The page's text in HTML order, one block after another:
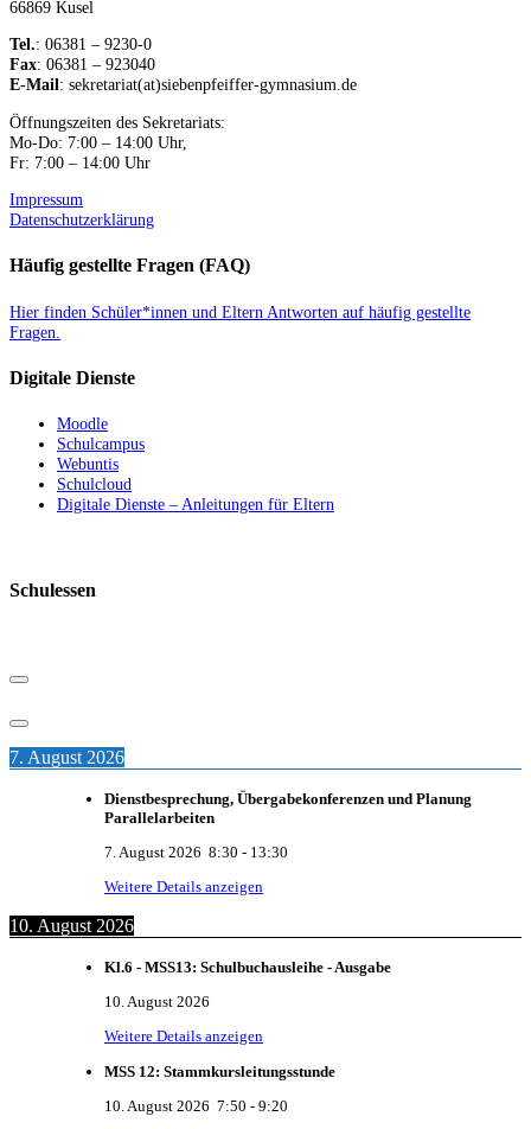
66869 Kusel
Tel.: 06381 – 9230-0
Fax: 06381 – 923040
E-Mail: sekretariat(at)siebenpfeiffer-gymnasium.de
Öffnungszeiten des Sekretariats:
Mo-Do: 7:00 – 14:00 Uhr,
Fr: 7:00 – 14:00 Uhr
Impressum
Datenschutzerklärung
Häufig gestellte Fragen (FAQ)
Hier finden Schüler*innen und Eltern Antworten auf häufig gestellte
Fragen.
Digitale Dienste
Moodle
Schulcampus
Webuntis
Schulcloud
Digitale Dienste – Anleitungen für Eltern
Schulessen
7. August 2026
Dienstbesprechung, Übergabekonferenzen und Planung
Parallelarbeiten
7. August 2026 8:30 - 13:30
Weitere Details anzeigen
10. August 2026
Kl.6 - MSS13: Schulbuchausleihe - Ausgabe
10. August 2026
Weitere Details anzeigen
MSS 12: Stammkursleitungsstunde
10. August 2026 7:50 - 9:20